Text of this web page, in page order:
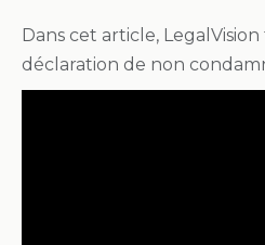
Dans cet article,
déclaration de non